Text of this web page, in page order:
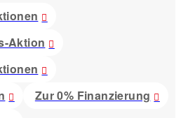
Aktion
Zur 0% Finanzierung